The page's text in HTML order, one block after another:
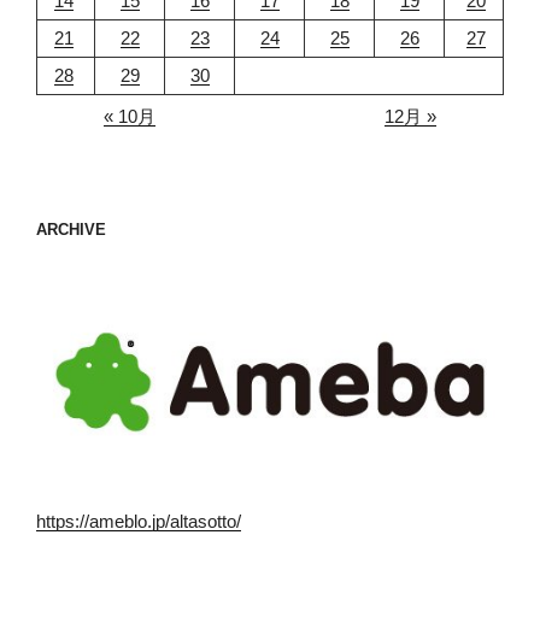
21
22 23 24 25 26
27
28
29
30
« 10月
12月 »
ARCHIVE
https://ameblo.jp/altasotto/